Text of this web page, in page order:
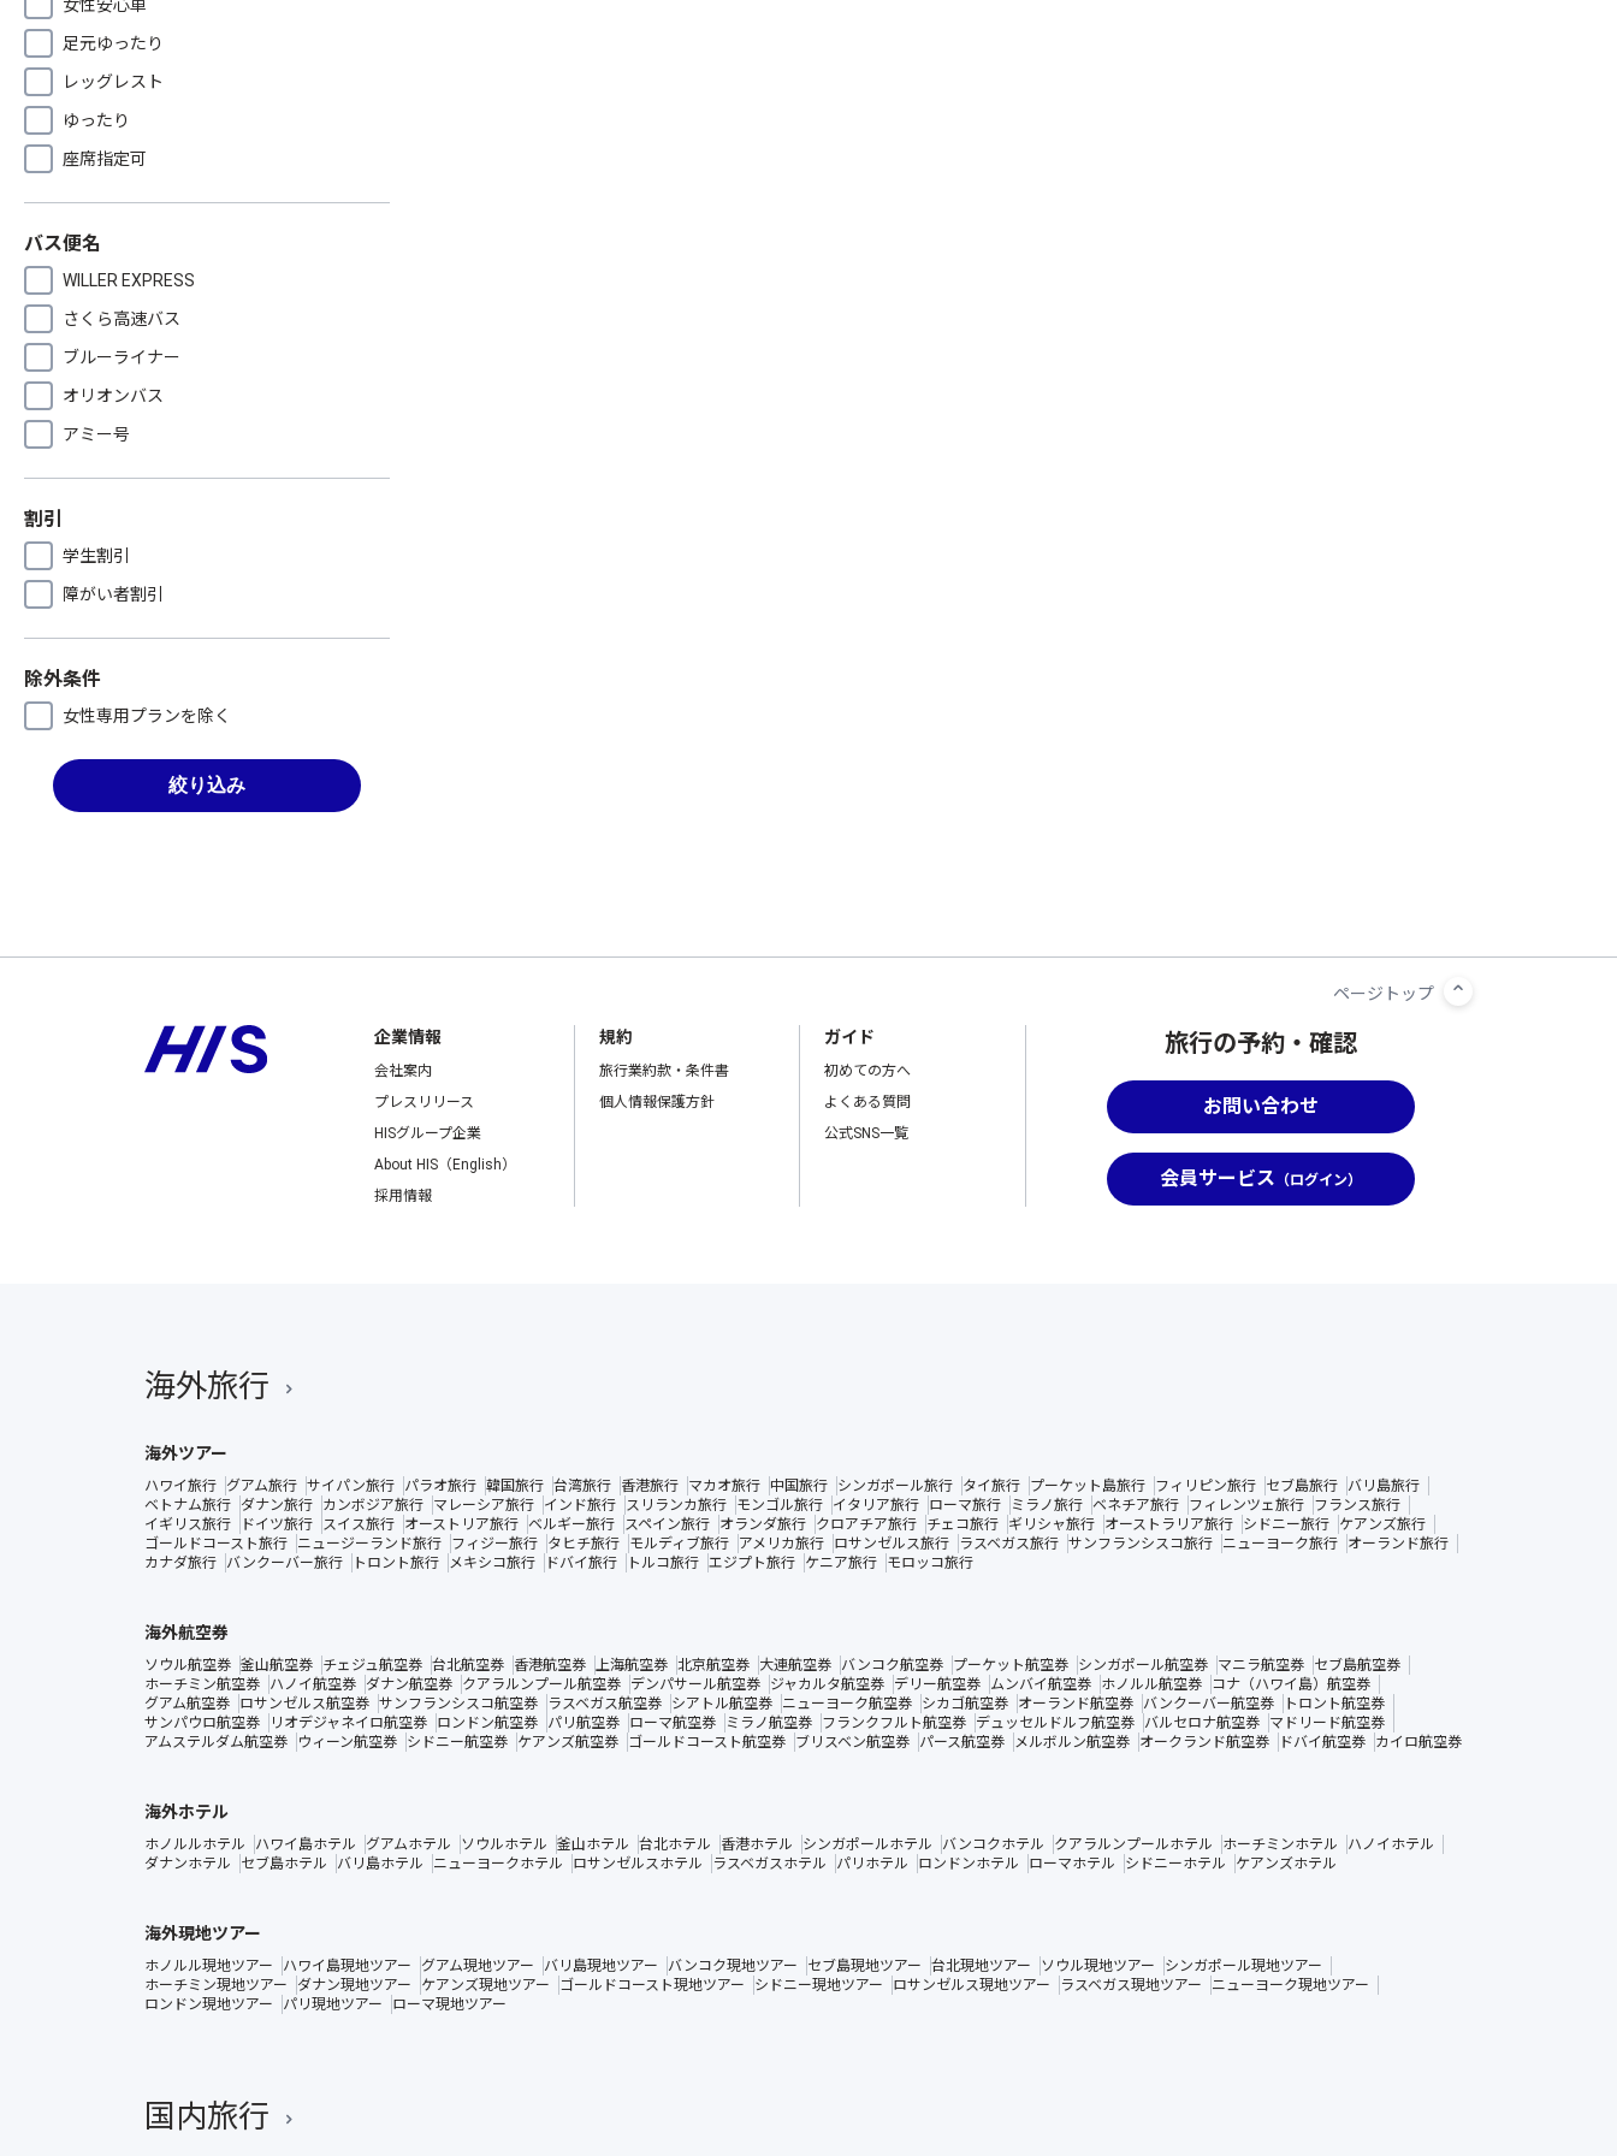
女性安心車
足元ゆったり
レッグレスト
ゆったり
座席指定可
バス便名
WILLER EXPRESS
さくら高速バス
ブルーライナー
オリオンバス
アミー号
割引
学生割引
障がい者割引
除外条件
女性専用プランを除く
絞り込み
旅行の予約・確認
お問い合わせ
会員サービス （ログイン）
企業情報
会社案内
プレスリリース
HISグループ企業
About HIS（English）
採用情報
規約
旅行業約款・条件書
個人情報保護方針
ガイド
初めての方へ
よくある質問
公式SNS一覧
海外旅行
海外ツアー
ハワイ旅行 グアム旅行 サイパン旅行 パラオ旅行 韓国旅行 台湾旅行 香港旅行 マカオ旅行 中国旅行 シンガポール旅行 タイ旅行 プーケット島旅行 フィリピン旅行 セブ島旅行
バリ島旅行
ベトナム旅行
ダナン旅行 カンボジア旅行 マレーシア旅行 インド旅行 スリランカ旅行 モンゴル旅行 イタリア旅行 ローマ旅行 ミラノ旅行 ベネチア旅行 フィレンツェ旅行
フランス旅行
イギリス旅行
ドイツ旅行 スイス旅行 オーストリア旅行 ベルギー旅行 スペイン旅行 オランダ旅行 クロアチア旅行 チェコ旅行 ギリシャ旅行 オーストラリア旅行 シドニー旅行
ケアンズ旅行
ゴールドコースト旅行
ニュージーランド旅行 フィジー旅行 タヒチ旅行 モルディブ旅行 アメリカ旅行 ロサンゼルス旅行 ラスベガス旅行 サンフランシスコ旅行 ニューヨーク旅行
オーランド旅行
カナダ旅行
バンクーバー旅行 トロント旅行 メキシコ旅行 ドバイ旅行 トルコ旅行 エジプト旅行 ケニア旅行 モロッコ旅行
海外航空券
ソウル航空券 釜山航空券 チェジュ航空券 台北航空券 香港航空券 上海航空券 北京航空券 大連航空券 バンコク航空券 プーケット航空券 シンガポール航空券 マニラ航空券
セブ島航空券
ホーチミン航空券
ハノイ航空券 ダナン航空券 クアラルンプール航空券 デンパサール航空券 ジャカルタ航空券 デリー航空券 ムンバイ航空券 ホノルル航空券
コナ（ハワイ島）航空券
グアム航空券
ロサンゼルス航空券 サンフランシスコ航空券 ラスベガス航空券 シアトル航空券 ニューヨーク航空券 シカゴ航空券 オーランド航空券 バンクーバー航空券
トロント航空券
サンパウロ航空券
リオデジャネイロ航空券 ロンドン航空券 パリ航空券 ローマ航空券 ミラノ航空券 フランクフルト航空券 デュッセルドルフ航空券 バルセロナ航空券
マドリード航空券
アムステルダム航空券
ウィーン航空券 シドニー航空券 ケアンズ航空券 ゴールドコースト航空券 ブリスベン航空券 パース航空券 メルボルン航空券 オークランド航空券 ドバイ航空券 カイロ航空券
海外ホテル
ホノルルホテル ハワイ島ホテル グアムホテル ソウルホテル 釜山ホテル 台北ホテル 香港ホテル シンガポールホテル バンコクホテル クアラルンプールホテル ホーチミンホテル
ハノイホテル
ダナンホテル
セブ島ホテル バリ島ホテル ニューヨークホテル ロサンゼルスホテル ラスベガスホテル パリホテル ロンドンホテル ローマホテル シドニーホテル ケアンズホテル
海外現地ツアー
ホノルル現地ツアー ハワイ島現地ツアー グアム現地ツアー バリ島現地ツアー バンコク現地ツアー セブ島現地ツアー 台北現地ツアー ソウル現地ツアー
シンガポール現地ツアー
ホーチミン現地ツアー
ダナン現地ツアー ケアンズ現地ツアー ゴールドコースト現地ツアー シドニー現地ツアー ロサンゼルス現地ツアー ラスベガス現地ツアー
ニューヨーク現地ツアー
ロンドン現地ツアー
パリ現地ツアー ローマ現地ツアー
国内旅行